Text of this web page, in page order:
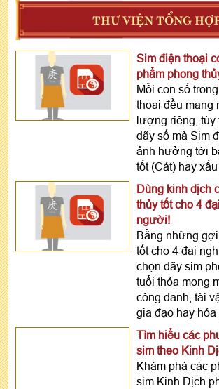
THƯ VIỆN TỔNG
Sim điện thoại
phẩm phong
Mỗi con số
thoại đều mang
lượng riêng, tùy
dãy số mà Sim
ảnh hưởng tới
tốt (Cát) hay
Dùng kinh dịch
thủy tốt cho 4
người!
Bằng những
tốt cho 4 đại
chọn dãy sim
tuổi thỏa mong
công danh, tài
gia đạo hay
Tìm hiểu các
sim theo Kinh
Khám phá các
sim Kinh Dịch